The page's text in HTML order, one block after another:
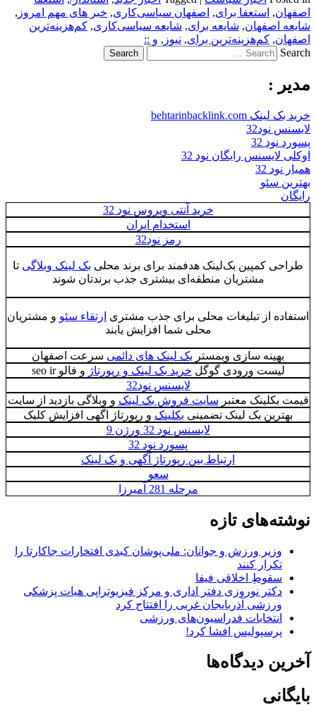
اصفهان, استعفا برای, اصفهان سیاسی‌کاری, خبر های مهم امروز ,
شایعه اصفهان, شایعه برای, شایعه سیاسی‌کاری, کم‌هزینه‌ترین
اصفهان, کم‌هزینه‌ترین برای, نیوز , و ::
Search
مدیر :
خرید بک لینک behtarinbacklink.com
لایسنس نود32
پسورد نود 32
اوکلی لایسنس رایگان نود 32
همیار نود 32
بهترین سئو
رایگان
خرید آنتی ویروس نود 32
استخدام ایران
رمز نود32
طراحی کمپین بک‌لینک هدفمند برای برند محلی بک لینک وبلاگی تا
مشتریان منطقه‌ای بیشتری جذب برندتان شوند
استفاده از تبلیغات محلی برای جذب مشتری ارتقاء سئو و مشتریان
محلی شما افزایش یابند
بهینه سازی وبمستر بک لینک های دائمی سرعت اصفهان
لیست ورودی گوگل خرید بک لینک و رپورتاژ و فالو seo ir
لایسنس نود32
قیمت بکلینک معتبر سایت فروش بک لینک و وبلاگی بازدید از سایت
بهترین بک لینک تضمینی بکلینک و رپورتاژ اگهی افزایش کلیک
لایسنس نود 32 ورژن 9
پسورد نود 32
ارتباط بین رپورتاژ آگهی و بک لینک
سعو
مرحله 281 آمیرزا
نوشته‌های تازه
وزیر ورزش و جوانان: ملی‌پوشان کبدی افتخارات جاکارتا را
تکرار کنند
سقوطِ اخلاقی فیفا
دکتر نوروزی دفتر اداری و مرکز فیزیوتراپی هیات پزشکی
ورزشی آذربایجان غربی را افتتاح کرد
انتخابات فدراسیون‌های ورزشی
پرسپولیس افشا کرد!
آخرین دیدگاه‌ها
بایگانی